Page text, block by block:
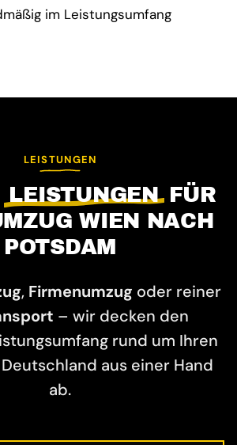
im Leistungsumfang
LEISTUNGEN
LEISTUNGENFÜR
WIEN NACH
POTSDAM
, Firmenumzug oder reiner
– wir decken den
rund um Ihren
aus einer Hand
ab.